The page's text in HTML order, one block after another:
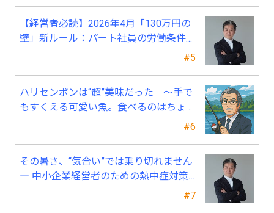
#5
【経営者必読】2026年4月「130万円の
壁」新ルール：パート社員の労働条件通
#6
ハリセンボンは“超”美味だった ～手で
もすくえる可愛い魚。食べるのはちょっ
#7
その暑さ、“気合い”では乗り切れません
― 中小企業経営者のための熱中症対策